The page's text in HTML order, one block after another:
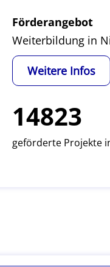
Förderangebot
Weiterbildung in
Weitere Infos
14823
geförderte Projekte